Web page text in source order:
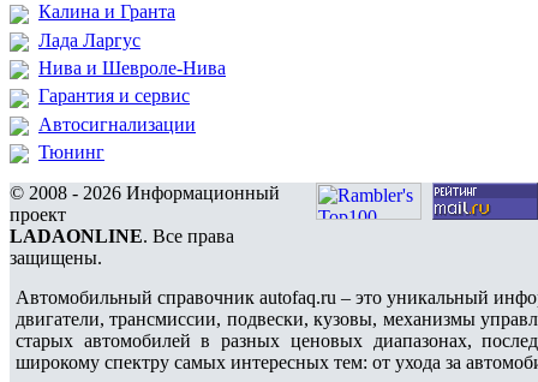
Калина и Гранта
Лада Ларгус
Нива и Шевроле-Нива
Гарантия и сервис
Автосигнализации
Тюнинг
© 2008 - 2026 Информационный
проект
LADAONLINE. Все права
защищены.
Автомобильный справочник autofaq.ru – это уникальный
двигатели, трансмиссии, подвески, кузовы, механизмы
старых автомобилей в разных ценовых диапазонах,
широкому спектру самых интересных тем: от ухода за